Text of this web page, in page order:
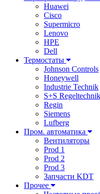
Huawei
Cisco
Supermicro
Lenovo
HPE
Dell
Термостаты
Johnson Controls
Honeywell
Industrie Technik
S+S Regeltechnik
Regin
Siemens
Lufberg
Пром. автоматика
Вентиляторы
Prod 1
Prod 2
Prod 3
Запчасти KDT
Прочее